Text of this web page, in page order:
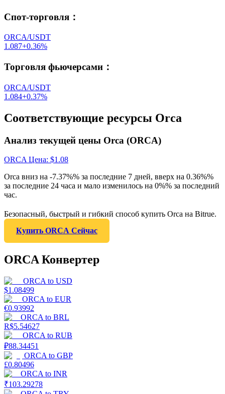
Спот-торговля ：
ORCA/USDT
1.087+0.36%
Торговля фьючерсами ：
ORCA/USDT
1.084+0.37%
Соответствующие ресурсы Orca
Анализ текущей цены Orca (ORCA)
ORCA Цена: $1.08
Orca вниз на -7.37%% за последние 7 дней, вверх на 0.36%%
за последние 24 часа и мало изменилось на 0%% за последний
час.
Безопасный, быстрый и гибкий способ купить Orca на Bitrue.
Купить ORCA Сейчас
ORCA Конвертер
ORCA to USD
$1.08499
ORCA to EUR
€0.93992
ORCA to BRL
R$5.54627
ORCA to RUB
₽88.34451
ORCA to GBP
£0.80496
ORCA to INR
₹103.29278